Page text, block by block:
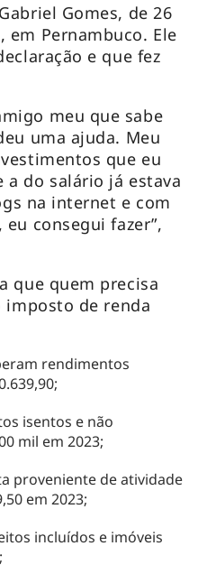
Gomes, de 26
em Pernambuco. Ele
e que fez
meu que sabe
uma ajuda. Meu
que eu
a do salário já estava
na internet e com
consegui fazer”,
que quem precisa
imposto de renda
rendimentos
isentos e não
mil em 2023;
proveniente de atividade
em 2023;
incluídos e imóveis